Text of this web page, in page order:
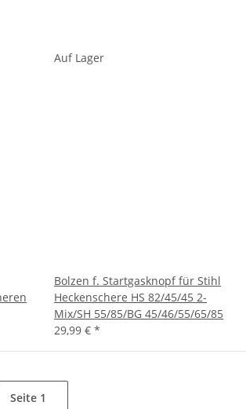
Auf Lager
Bolzen f. Startgasknopf für Stihl
Heckenschere HS 82/45/45 2-
Mix/SH 55/85/BG 45/46/55/65/85
29,99 € *
Seite 1